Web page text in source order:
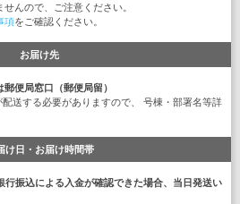
んので、ご注意ください。
項をご確認ください。
お届け先
便局窓口（郵便局留）
送する必要がありますので、 号棟・部署名等詳
け日・お届け時間帯
行振込による入金が確認できた場合、当日発送い